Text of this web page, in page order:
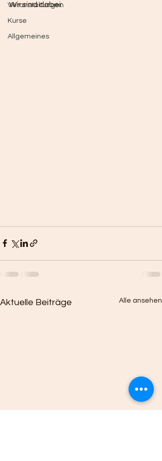
Veranstaltungen
Kurse
Allgemeines
Wir sind dabei:
Aktuelle Beiträge Alle ansehen